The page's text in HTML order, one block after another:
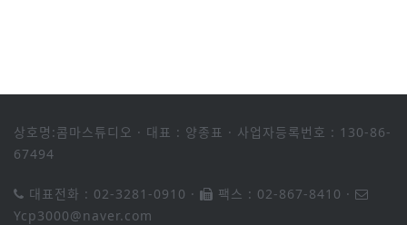
상호명:콤마스튜디오 · 대표 : 양종표 · 사업자등록번호 : 130-86-
67494
대표전화 : 02-3281-0910 · 팩스 : 02-867-8410 ·
Ycp3000@naver.com